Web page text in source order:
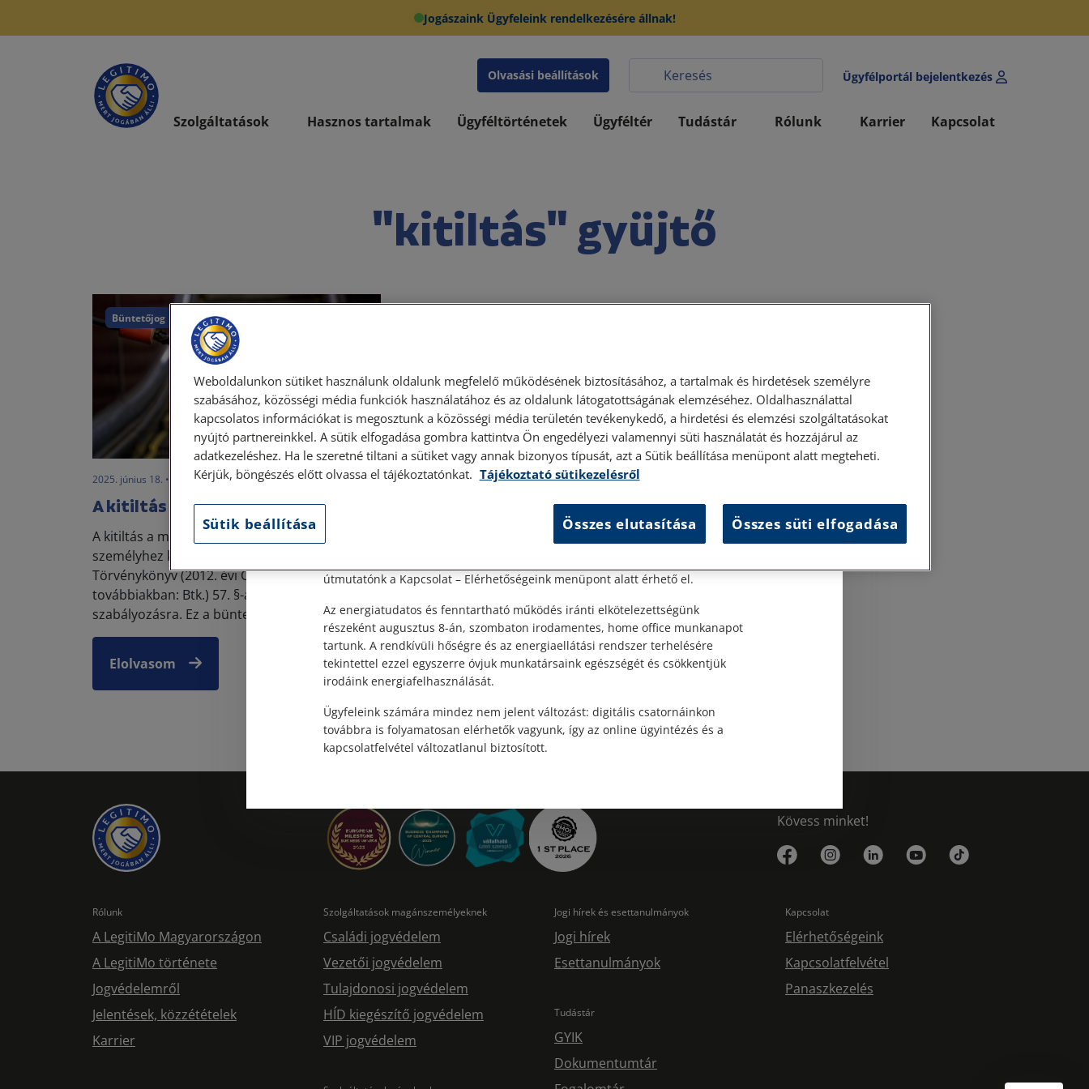
Jogászaink Ügyfeleink rendelkezésére állnak!
Olvasási beállítások Ügyfélportál bejelentkezés
Szolgáltatások Hasznos tartalmak Ügyféltörténetek Ügyféltér Tudástár Rólunk Karrier Kapcsolat
"kitiltás" gyüjtő
Büntetőjog
2025. június 18. • dr. Papp Orsolya
A kitiltás
A kitiltás a magyar büntetőjog egyik speciális,
személyhez kötött szankciója, amely a Büntető
Törvénykönyv (2012. évi C. törvény,
továbbiakban: Btk.) 57. §-ában került
szabályozásra. Ez a büntetés ...
Elolvasom
Kövess minket!
Rólunk
A LegitiMo Magyarországon
A LegitiMo története
Jogvédelemről
Jelentések, közzétételek
Karrier
Szolgáltatások magánszemélyeknek
Családi jogvédelem
Vezetői jogvédelem
Tulajdonosi jogvédelem
HÍD kiegészítő jogvédelem
VIP jogvédelem
Jogi hírek és esettanulmányok
Jogi hírek
Esettanulmányok
Tudástár
GYIK
Dokumentumtár
Kapcsolat
Elérhetőségeink
Kapcsolatfelvétel
Panaszkezelés
Személyes ügyfélfogadás
Személyes ügyfélszolgálatunk telefonon történő előzetes időpontegyeztetés
után, szerdai napokon érhető el.
útmutatónk a Kapcsolat – Elérhetőségeink menüpont alatt érhető el.
Az energiatudatos és fenntartható működés iránti elkötelezettségünk
részeként augusztus 8-án, szombaton irodamentes, home office munkanapot
tartunk. A rendkívüli hőségre és az energiaellátási rendszer terhelésére
tekintettel ezzel egyszerre óvjuk munkatársaink egészségét és csökkentjük
irodáink energiafelhasználását.
Ügyfeleink számára mindez nem jelent változást: digitális csatornáinkon
továbbra is folyamatosan elérhetők vagyunk, így az online ügyintézés és a
kapcsolatfelvétel változatlanul biztosított.
Weboldalunkon sütiket használunk oldalunk megfelelő működésének biztosításához, a tartalmak és hirdetések személyre
szabásához, közösségi média funkciók használatához és az oldalunk látogatottságának elemzéséhez. Oldalhasználattal
kapcsolatos információkat is megosztunk a közösségi média területén tevékenykedő, a hirdetési és elemzési szolgáltatásokat
nyújtó partnereinkkel. A sütik elfogadása gombra kattintva Ön engedélyezi valamennyi süti használatát és hozzájárul az
adatkezeléshez. Ha le szeretné tiltani a sütiket vagy annak bizonyos típusát, azt a Sütik beállítása menüpont alatt megteheti.
Kérjük, böngészés előtt olvassa el tájékoztatónkat. Tájékoztató sütikezelésről
Sütik beállítása Összes elutasítása Összes süti elfogadása